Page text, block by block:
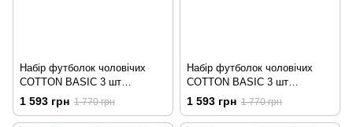
Набір футболок чоловічих
COTTON BASIC 3 шт
(молочна, сіра, чорна)
1 593 грн 1 770 грн
Набір футболок чоловічих
COTTON BASIC 3 шт
(молочна, хакі, чорна)
1 593 грн 1 770 грн